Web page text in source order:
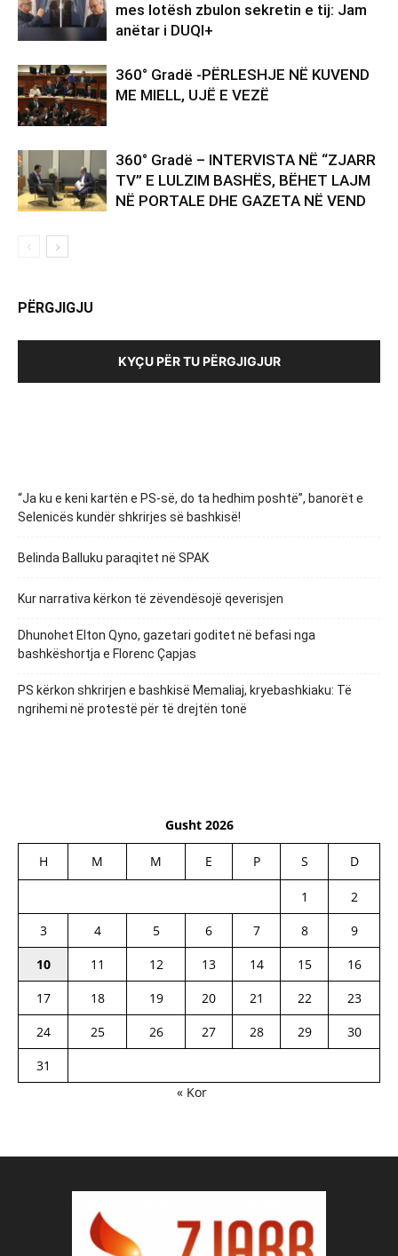
mes lotësh zbulon sekretin e tij: Jam
anëtar i DUQI+
360° Gradë -PËRLESHJE NË KUVEND
ME MIELL, UJË E VEZË
360° Gradë – INTERVISTA NË “ZJARR
TV” E LULZIM BASHËS, BËHET LAJM
NË PORTALE DHE GAZETA NË VEND
PËRGJIGJU
KYÇU PËR TU PËRGJIGJUR
“Ja ku e keni kartën e PS-së, do ta hedhim poshtë”, banorët e
Selenicës kundër shkrirjes së bashkisë!
Belinda Balluku paraqitet në SPAK
Kur narrativa kërkon të zëvendësojë qeverisjen
Dhunohet Elton Qyno, gazetari goditet në befasi nga
bashkëshortja e Florenc Çapjas
PS kërkon shkrirjen e bashkisë Memaliaj, kryebashkiaku: Të
ngrihemi në protestë për të drejtën tonë
Gusht 2026
H M M E P S D
1
2
3
4 5 6 7 8
9
10
11 12 13 14 15
16
17
18 19 20 21 22
23
24
25 26 27 28 29
30
31
« Kor